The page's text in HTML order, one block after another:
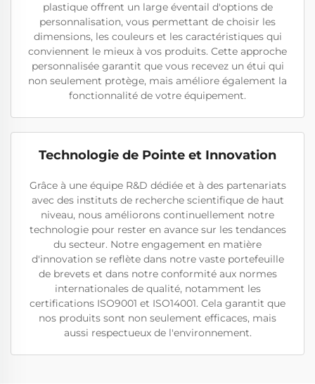
plastique offrent un large éventail d'options de
personnalisation, vous permettant de choisir les
dimensions, les couleurs et les caractéristiques qui
conviennent le mieux à vos produits. Cette approche
personnalisée garantit que vous recevez un étui qui
non seulement protège, mais améliore également la
fonctionnalité de votre équipement.
Technologie de Pointe et Innovation
Grâce à une équipe R&D dédiée et à des partenariats
avec des instituts de recherche scientifique de haut
niveau, nous améliorons continuellement notre
technologie pour rester en avance sur les tendances
du secteur. Notre engagement en matière
d'innovation se reflète dans notre vaste portefeuille
de brevets et dans notre conformité aux normes
internationales de qualité, notamment les
certifications ISO9001 et ISO14001. Cela garantit que
nos produits sont non seulement efficaces, mais
aussi respectueux de l'environnement.